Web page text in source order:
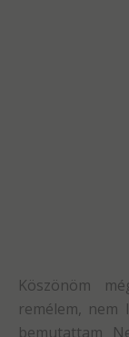
Köszönöm
remélem,
bemutattam